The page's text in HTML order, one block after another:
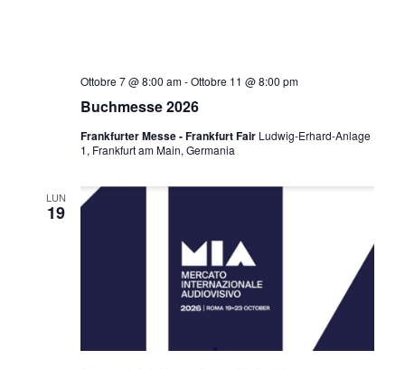
Buchmesse 2026
Ottobre 7 @ 8:00 am-Ottobre 11 @ 8:00 pm
Frankfurter Messe - Frankfurt Fair Ludwig-Erhard-Anlage
1, Frankfurt am Main, Germania
LUN
19